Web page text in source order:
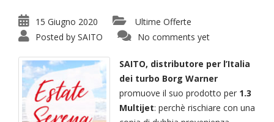
15 Giugno 2020
Ultime Offerte
Posted by SAITO No comments yet
SAITO, distributore per l’Italia
dei turbo Borg Warner
promuove il suo prodotto per 1.3
Multijet: perchè rischiare con una